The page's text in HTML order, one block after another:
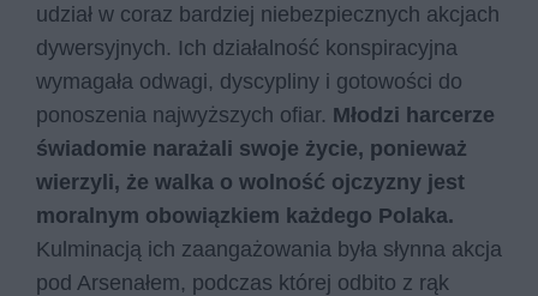
udział w coraz bardziej niebezpiecznych akcjach
dywersyjnych. Ich działalność konspiracyjna
wymagała odwagi, dyscypliny i gotowości do
ponoszenia najwyższych ofiar. Młodzi harcerze
świadomie narażali swoje życie, ponieważ
wierzyli, że walka o wolność ojczyzny jest
moralnym obowiązkiem każdego Polaka.
Kulminacją ich zaangażowania była słynna akcja
pod Arsenałem, podczas której odbito z rąk